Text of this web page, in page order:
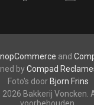
nopCommerce and
byCompad
Foto's door Bjorn Frins
2026 Bakkerij Voncken.